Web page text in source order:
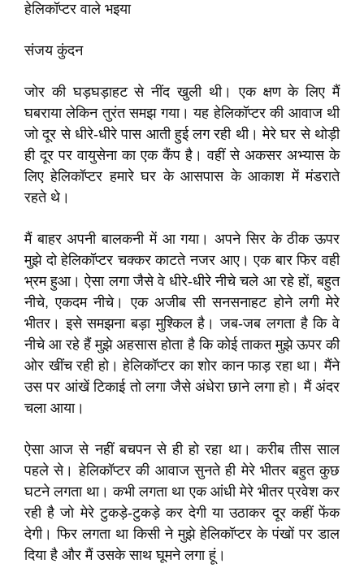
हेलिकॉप्टर वाले भइया
संजय कुंदन
जोर की घड़घड़ाहट से नींद खुली थी। एक क्षण के लिए मैं
घबराया लेकिन तुरंत समझ गया। यह हेलिकॉप्टर की आवाज थी
जो दूर से धीरे-धीरे पास आती हुई लग रही थी। मेरे घर से थोड़ी
ही दूर पर वायुसेना का एक कैंप है। वहीं से अकसर अभ्यास के
लिए हेलिकॉप्टर हमारे घर के आसपास के आकाश में मंडराते
रहते थे।
मैं बाहर अपनी बालकनी में आ गया। अपने सिर के ठीक ऊपर
मुझे दो हेलिकॉप्टर चक्कर काटते नजर आए। एक बार फिर वही
भ्रम हुआ। ऐसा लगा जैसे वे धीरे-धीरे नीचे चले आ रहे हों, बहुत
नीचे, एकदम नीचे। एक अजीब सी सनसनाहट होने लगी मेरे
भीतर। इसे समझना बड़ा मुश्किल है। जब-जब लगता है कि वे
नीचे आ रहे हैं मुझे अहसास होता है कि कोई ताकत मुझे ऊपर की
ओर खींच रही हो। हेलिकॉप्टर का शोर कान फाड़ रहा था। मैंने
उस पर आंखें टिकाई तो लगा जैसे अंधेरा छाने लगा हो। मैं अंदर
चला आया।
ऐसा आज से नहीं बचपन से ही हो रहा था। करीब तीस साल
पहले से। हेलिकॉप्टर की आवाज सुनते ही मेरे भीतर बहुत कुछ
घटने लगता था। कभी लगता था एक आंधी मेरे भीतर प्रवेश कर
रही है जो मेरे टुकड़े-टुकड़े कर देगी या उठाकर दूर कहीं फेंक
देगी। फिर लगता था किसी ने मुझे हेलिकॉप्टर के पंखों पर डाल
दिया है और मैं उसके साथ घूमने लगा हूं।